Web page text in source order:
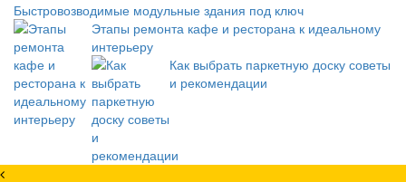
Быстровозводимые модульные здания под ключ
Этапы ремонта кафе и ресторана к идеальному
интерьеру
Как выбрать паркетную доску советы
и рекомендации